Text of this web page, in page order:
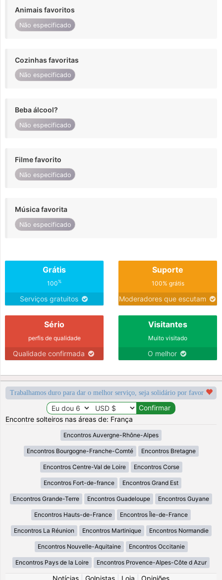
Animais favoritos
Não especificado
Cozinhas favoritas
Não especificado
Beba álcool?
Não especificado
Filme favorito
Não especificado
Música favorita
Não especificado
Grátis
100%
Serviços gratuitos
Suporte
100% grátis
Moderadores que escutam
Sério
perfis de qualidade
Qualidade confirmada
Visitantes
Muito visitado
O melhor
Trabalhamos duro para dar o melhor serviço, seja solidário por favor
Encontre solteiros nas áreas de: França
Encontros Auvergne-Rhône-Alpes
Encontros Bourgogne-Franche-Comté Encontros Bretagne
Encontros Centre-Val de Loire Encontros Corse
Encontros Fort-de-france Encontros Grand Est
Encontros Grande-Terre Encontros Guadeloupe Encontros Guyane
Encontros Hauts-de-France Encontros Île-de-France
Encontros La Réunion Encontros Martinique Encontros Normandie
Encontros Nouvelle-Aquitaine Encontros Occitanie
Encontros Pays de la Loire Encontros Provence-Alpes-Côte d Azur
Notícias Golpistas Loja Opiniões